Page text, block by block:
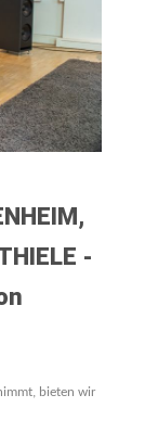
-
bieten wir